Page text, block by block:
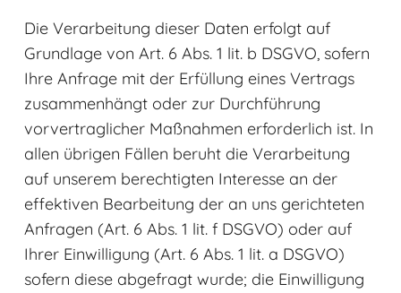
Die Verarbeitung dieser Daten erfolgt auf
Grundlage von Art. 6 Abs. 1 lit. b DSGVO, sofern
Ihre Anfrage mit der Erfüllung eines Vertrags
zusammenhängt oder zur Durchführung
vorvertraglicher Maßnahmen erforderlich ist. In
allen übrigen Fällen beruht die Verarbeitung
auf unserem berechtigten Interesse an der
effektiven Bearbeitung der an uns gerichteten
Anfragen (Art. 6 Abs. 1 lit. f DSGVO) oder auf
Ihrer Einwilligung (Art. 6 Abs. 1 lit. a DSGVO)
sofern diese abgefragt wurde; die Einwilligung